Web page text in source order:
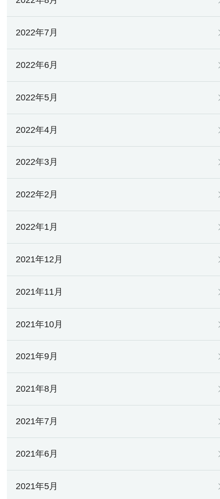
2022年7月
2022年6月
2022年5月
2022年4月
2022年3月
2022年2月
2022年1月
2021年12月
2021年11月
2021年10月
2021年9月
2021年8月
2021年7月
2021年6月
2021年5月